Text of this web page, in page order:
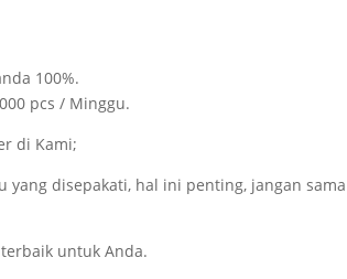
100%.
pcs / Minggu.
di Kami;
yang disepakati, hal ini penting, jangan
untuk Anda.